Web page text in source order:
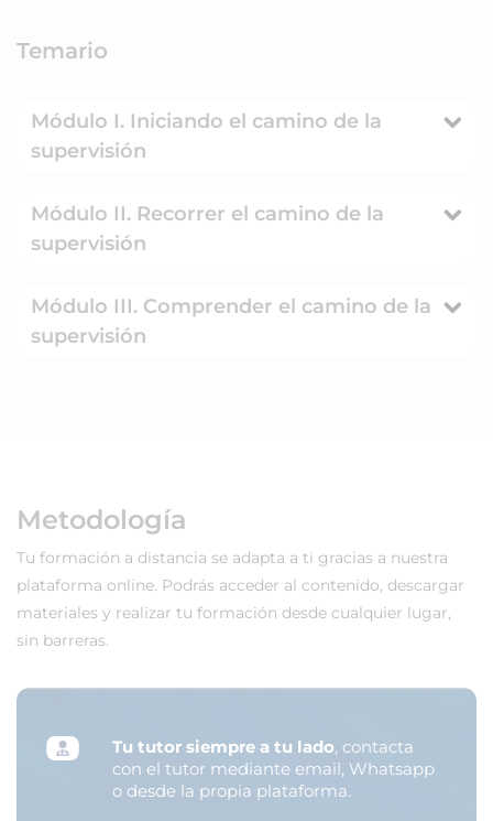
Temario
Módulo I. Iniciando el camino de la
supervisión
Módulo II. Recorrer el camino de la
supervisión
Módulo III. Comprender el camino de la
supervisión
Metodología
Tu formación a distancia se adapta a ti gracias a nuestra
plataforma online. Podrás acceder al contenido, descargar
materiales y realizar tu formación desde cualquier lugar,
sin barreras.
Tu tutor siempre a tu lado, contacta
con el tutor mediante email, Whatsapp
o desde la propia plataforma.